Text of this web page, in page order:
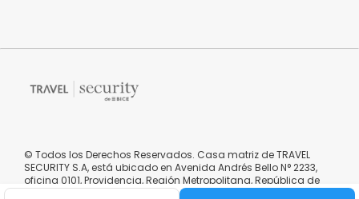
© Todos los Derechos Reservados. Casa matriz de TRAVEL
SECURITY S.A, está ubicado en Avenida Andrés Bello N° 2233,
oficina 0101, Providencia, Región Metropolitana, República de
Chile.